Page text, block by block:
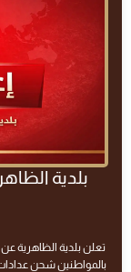
بلدية
بالمواطنين شحن